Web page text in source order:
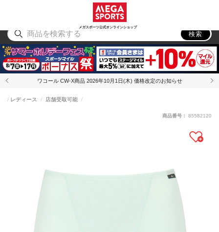
メガスポーツ公式オンラインショップ
アウトドア
検索
ワコール CW-X商品 2026年10月1日(木) 価格改定のお知らせ
レディース 店舗受取可能
商品番号： 85582120